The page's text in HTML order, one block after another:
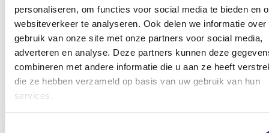
personaliseren, om functies voor social media te bieden en
websiteverkeer te analyseren. Ook delen we informatie over
gebruik van onze site met onze partners voor social media,
adverteren en analyse. Deze partners kunnen deze
combineren met andere informatie die u aan ze heeft
die ze hebben verzameld op basis van uw gebruik van hun
services.
Het direct toepassen van groenafval op de projecten.
KPI 2023 KPI 2024 KPI 2025 KPI 2026 KPI 2027 KPI
5
projecten
15
25
30
35
40